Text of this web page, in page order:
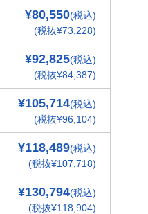
¥80,550(税込)
(税抜¥73,228)
¥92,825(税込)
(税抜¥84,387)
¥105,714(税込)
(税抜¥96,104)
¥118,489(税込)
(税抜¥107,718)
¥130,794(税込)
(税抜¥118,904)